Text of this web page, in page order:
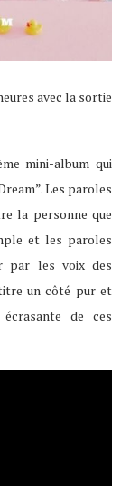
avec la sortie
mini-album qui
Les paroles
la personne que
et les paroles
par les voix des
un côté pur et
de ces